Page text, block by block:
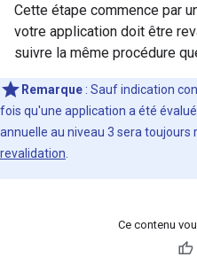
Cette étape commence par
votre application doit être
suivre la même procédure
Remarque : Sauf indication
fois qu'une application a été
annuelle au niveau 3 sera toujours
revalidation
Ce contenu